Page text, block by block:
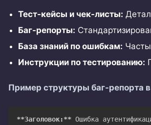
Тест-кейсы и чек-листы:
Баг-репорты:
База знаний по ошибкам:
Инструкции по тестированию:
Пример структуры баг-репорта
**Заголовок:**